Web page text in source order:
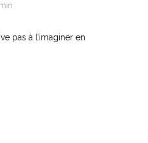
pas à l’imaginer en